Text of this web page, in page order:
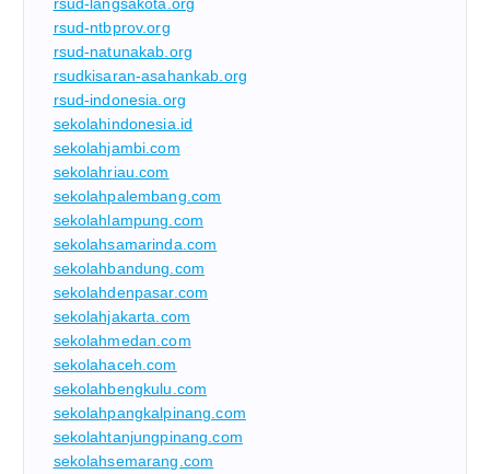
rsud-ntbprov.org
rsud-natunakab.org
rsudkisaran-asahankab.org
rsud-indonesia.org
sekolahindonesia.id
sekolahjambi.com
sekolahriau.com
sekolahpalembang.com
sekolahlampung.com
sekolahsamarinda.com
sekolahbandung.com
sekolahdenpasar.com
sekolahjakarta.com
sekolahmedan.com
sekolahaceh.com
sekolahbengkulu.com
sekolahpangkalpinang.com
sekolahtanjungpinang.com
sekolahsemarang.com